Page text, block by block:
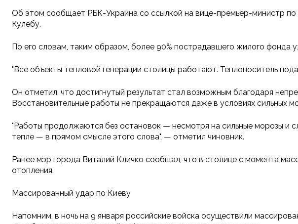
Об этом сообщает РБК-Украина со ссылкой на вице-премьер-министр
Кулебу.
По его словам, таким образом, более 90% пострадавшего жилого фонда
"Все объекты тепловой генерации столицы работают. Теплоноситель
Он отметил, что достигнутый результат стал возможным благодаря
Восстановительные работы не прекращаются даже в условиях сильных
"Работы продолжаются без остановок — несмотря на сильные морозы и
тепле — в прямом смысле этого слова", — отметил чиновник.
Ранее мэр города Виталий Кличко сообщал, что в столице с момента
отопления.
Массированный удар по Киеву
Напомним, в ночь на 9 января российские войска осуществили